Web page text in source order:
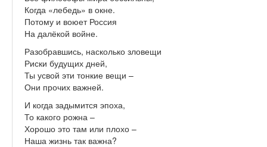
Когда «лебедь» в окне.
Потому и воюет Россия
На далёкой войне.
Разобравшись, насколько зловещи
Риски будущих дней,
Ты усвой эти тонкие вещи –
Они прочих важней.
И когда задымится эпоха,
То какого рожна –
Хорошо это там или плохо –
Наша жизнь так важна?